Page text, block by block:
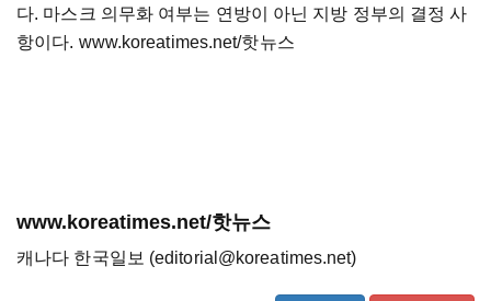
다. 마스크 의무화 여부는 연방이 아닌 지방 정부의 결정 사
항이다. www.koreatimes.net/핫뉴스
www.koreatimes.net/핫뉴스
캐나다 한국일보 (editorial@koreatimes.net)